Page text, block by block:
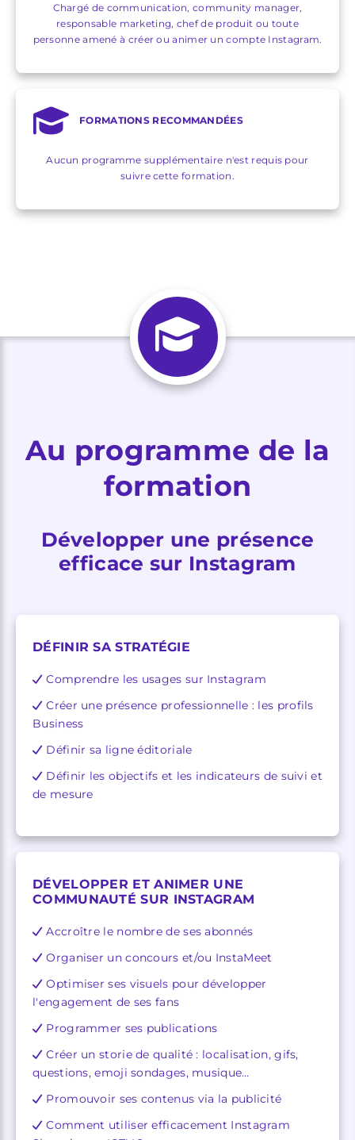
Chargé de communication, community manager,
responsable marketing, chef de produit ou toute
personne amené à créer ou animer un compte Instagram.
FORMATIONS RECOMMANDÉES
Aucun programme supplémentaire n'est requis pour
suivre cette formation.
Au programme de la
formation
Développer une présence
efficace sur Instagram
DÉFINIR SA STRATÉGIE
Comprendre les usages sur Instagram
Créer une présence professionnelle : les profils
Business
Définir sa ligne éditoriale
Définir les objectifs et les indicateurs de suivi et
de mesure
DÉVELOPPER ET ANIMER UNE
COMMUNAUTÉ SUR INSTAGRAM
Accroître le nombre de ses abonnés
Organiser un concours et/ou InstaMeet
Optimiser ses visuels pour développer
l'engagement de ses fans
Programmer ses publications
Créer un storie de qualité : localisation, gifs,
questions, emoji sondages, musique…
Promouvoir ses contenus via la publicité
Comment utiliser efficacement Instagram